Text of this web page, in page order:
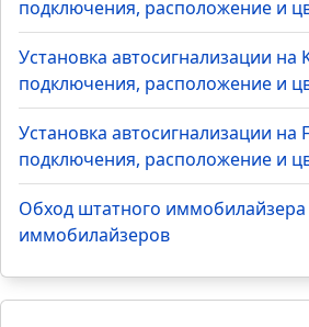
Установка автосигнализации на
Точки подключения,
проводов
Установка автосигнализации на
подключения, расположение и